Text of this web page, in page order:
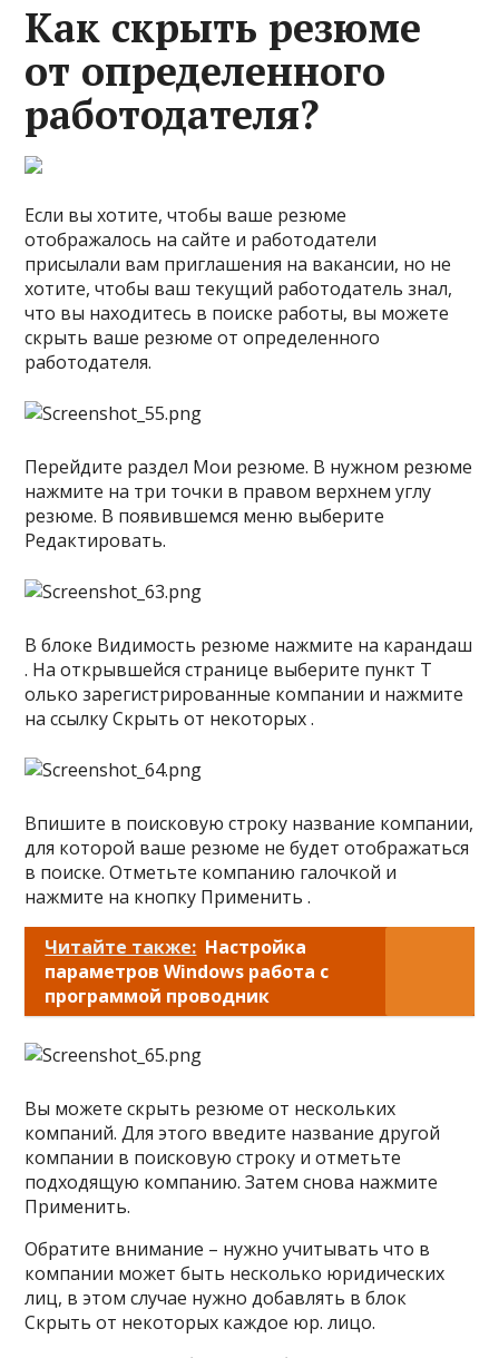
Как скрыть резюме
от определенного
работодателя?
Если вы хотите, чтобы ваше резюме
отображалось на сайте и работодатели
присылали вам приглашения на вакансии, но не
хотите, чтобы ваш текущий работодатель знал,
что вы находитесь в поиске работы, вы можете
скрыть ваше резюме от определенного
работодателя.
Перейдите раздел Мои резюме. В нужном резюме
нажмите на три точки в правом верхнем углу
резюме. В появившемся меню выберите
Редактировать.
В блоке Видимость резюме нажмите на карандаш
. На открывшейся странице выберите пункт Т
олько зарегистрированные компании и нажмите
на ссылку Скрыть от некоторых .
Впишите в поисковую строку название компании,
для которой ваше резюме не будет отображаться
в поиске. Отметьте компанию галочкой и
нажмите на кнопку Применить .
Читайте также: Настройка
параметров Windows работа с
программой проводник
Вы можете скрыть резюме от нескольких
компаний. Для этого введите название другой
компании в поисковую строку и отметьте
подходящую компанию. Затем снова нажмите
Применить.
Обратите внимание – нужно учитывать что в
компании может быть несколько юридических
лиц, в этом случае нужно добавлять в блок
Скрыть от некоторых каждое юр. лицо.